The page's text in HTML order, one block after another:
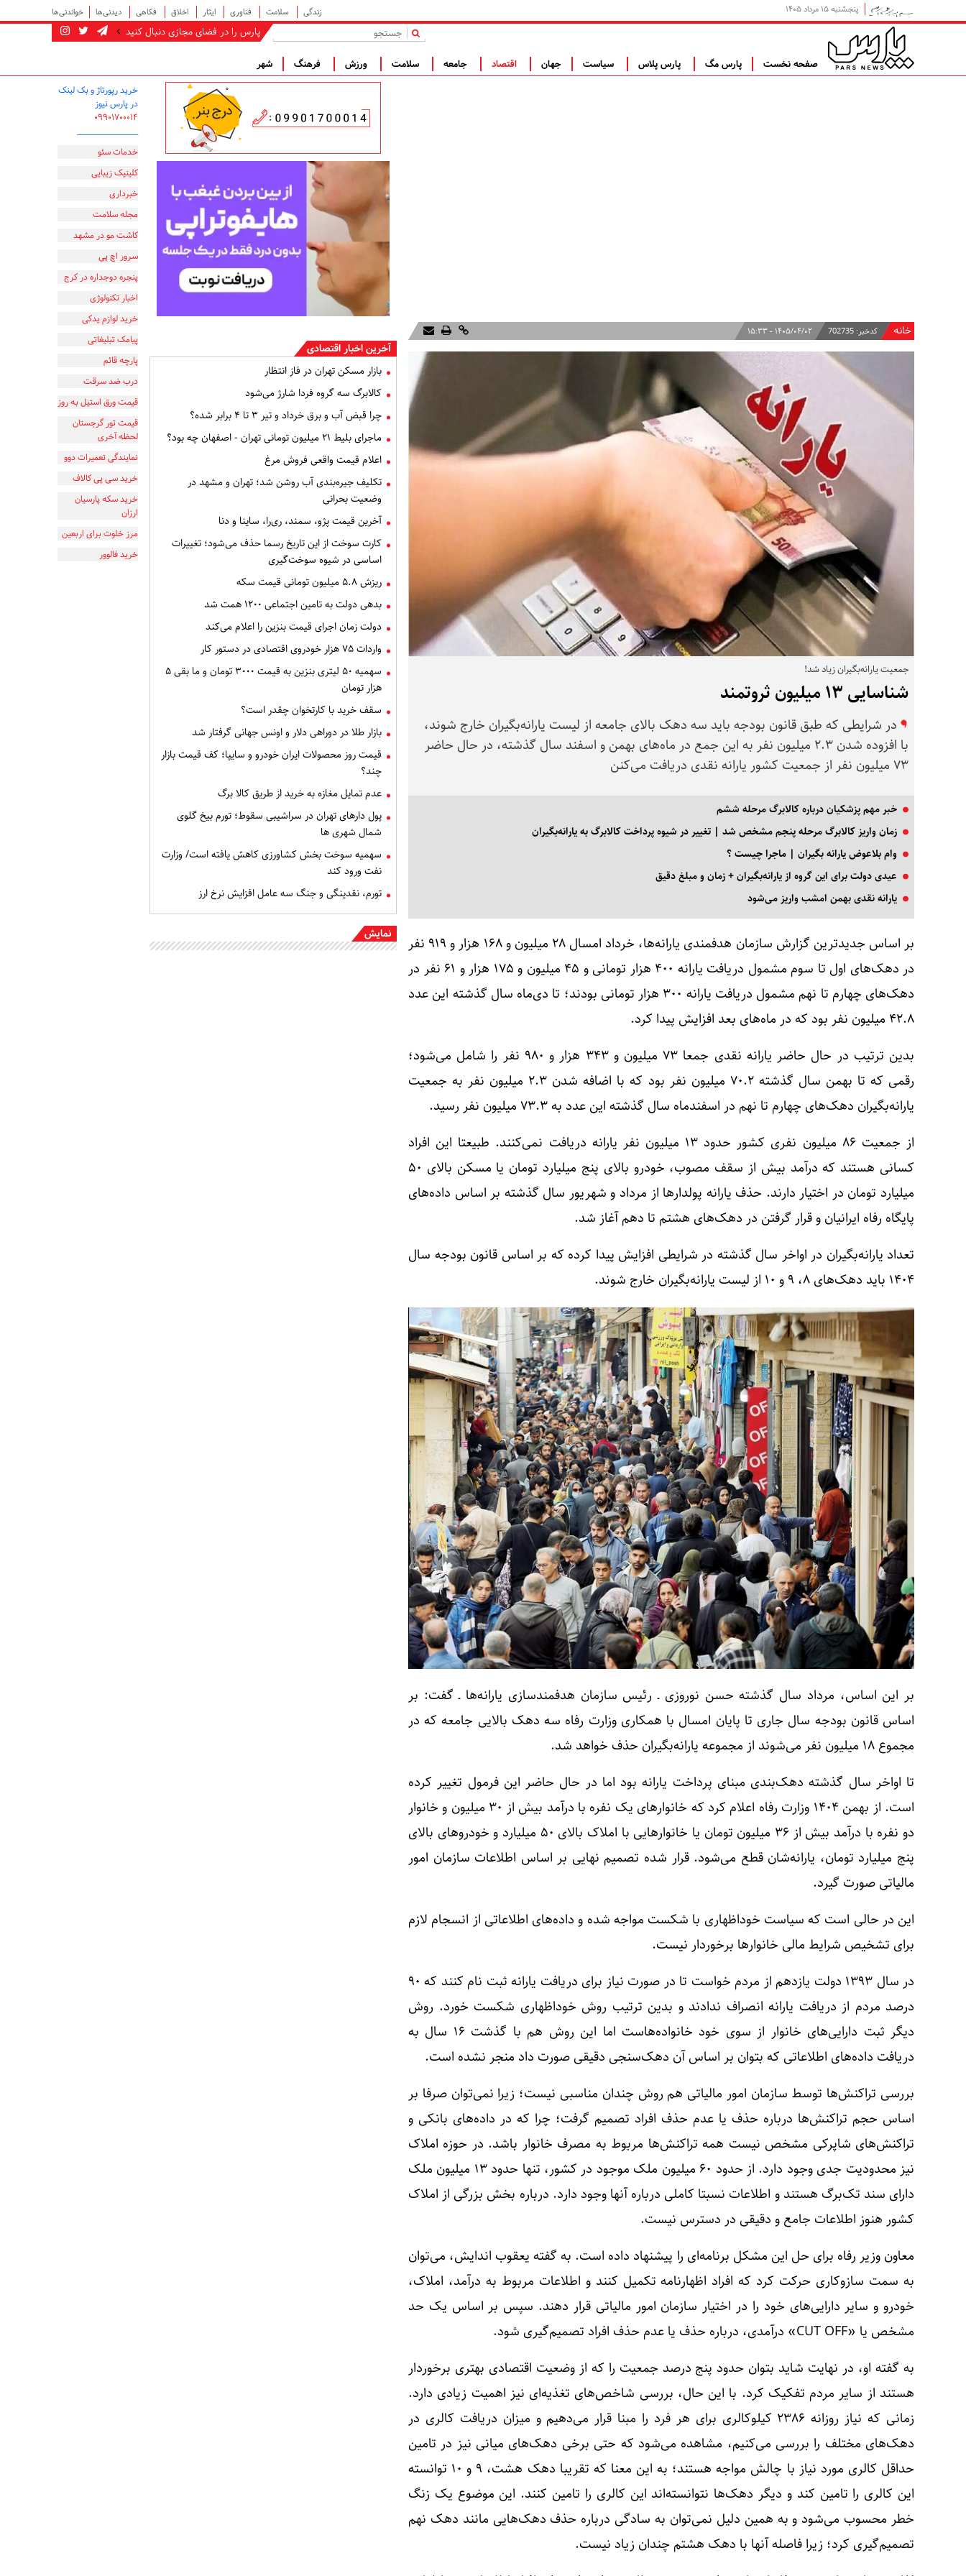
پنجشنبه ۱۵ مرداد ۱۴۰۵ زندگی سلامت فناوری ایثار اخلاق فکاهی دیدنی‌ها خواندنی‌ها
پارس را در فضای مجازی دنبال کنید |
صفحه نخست پارس مگ پارس پلاس سیاست جهان اقتصاد جامعه سلامت ورزش فرهنگ شهر
خانه کدخبر: 702735 ۱۴۰۵/۰۴/۰۲ - ۱۵:۳۳
جمعیت یارانه‌بگیران زیاد شد!
شناسایی ۱۳ میلیون ثروتمند
در شرایطی که طبق قانون بودجه باید سه دهک بالای جامعه از لیست یارانه‌بگیران خارج شوند،
با افزوده شدن ۲.۳ میلیون نفر به این جمع در ماه‌های بهمن و اسفند سال گذشته، در حال حاضر
۷۳ میلیون نفر از جمعیت کشور یارانه نقدی دریافت می‌کنن
خبر مهم پزشکیان درباره کالابرگ مرحله ششم
زمان واریز کالابرگ مرحله پنجم مشخص شد | تغییر در شیوه پرداخت کالابرگ به یارانه‌بگیران
وام بلاعوض یارانه‌ بگیران | ماجرا چیست ؟
عیدی دولت برای این گروه از یارانه‌بگیران + زمان و مبلغ دقیق
یارانه نقدی بهمن امشب واریز می‌شود
بر اساس جدیدترین گزارش سازمان هدفمندی یارانه‌ها، خرداد امسال ۲۸ میلیون و ۱۶۸ هزار و ۹۱۹ نفر
در دهک‌های اول تا سوم مشمول دریافت یارانه ۴۰۰ هزار تومانی و ۴۵ میلیون و ۱۷۵ هزار و ۶۱ نفر در
دهک‌های چهارم تا نهم مشمول دریافت یارانه ۳۰۰ هزار تومانی بودند؛ تا دی‌ماه سال گذشته این عدد
۴۲.۸ میلیون نفر بود که در ماه‌های بعد افزایش پیدا کرد.
بدین ترتیب در حال حاضر یارانه نقدی جمعا ۷۳ میلیون و ۳۴۳ هزار و ۹۸۰ نفر را شامل می‌شود؛
رقمی که تا بهمن سال گذشته ۷۰.۲ میلیون نفر بود که با اضافه شدن ۲.۳ میلیون نفر به جمعیت
یارانه‌بگیران دهک‌های چهارم تا نهم در اسفندماه سال گذشته این عدد به ۷۳.۳ میلیون نفر رسید.
از جمعیت ۸۶ میلیون نفری کشور حدود ۱۳ میلیون نفر یارانه دریافت نمی‌کنند. طبیعتا این افراد
کسانی هستند که درآمد بیش از سقف مصوب، خودرو بالای پنج میلیارد تومان یا مسکن بالای ۵۰
میلیارد تومان در اختیار دارند. حذف یارانه پولدارها از مرداد و شهریور سال گذشته بر اساس داده‌های
پایگاه رفاه ایرانیان و قرار گرفتن در دهک‌های هشتم تا دهم آغاز شد.
تعداد یارانه‌بگیران در اواخر سال گذشته در شرایطی افزایش پیدا کرده که بر اساس قانون بودجه سال
۱۴۰۴ باید دهک‌های ۸، ۹ و ۱۰ از لیست یارانه‌بگیران خارج شوند.
بر این اساس، مرداد سال گذشته حسن نوروزی ـ رئیس سازمان هدفمندسازی یارانه‌ها ـ گفت: بر
اساس قانون بودجه سال جاری تا پایان امسال با همکاری وزارت رفاه سه دهک بالایی جامعه که در
مجموع ۱۸ میلیون نفر می‌شوند از مجموعه یارانه‌بگیران حذف خواهد شد.
تا اواخر سال گذشته دهک‌بندی مبنای پرداخت یارانه بود اما در حال حاضر این فرمول تغییر کرده
است. از بهمن ۱۴۰۴ وزارت رفاه اعلام کرد که خانوارهای یک‌ نفره با درآمد بیش از ۳۰ میلیون و خانوار
دو نفره با درآمد بیش از ۳۶ میلیون تومان یا خانوارهایی با املاک بالای ۵۰ میلیارد و خودروهای بالای
پنج میلیارد تومان، یارانه‌شان قطع می‌شود. قرار شده تصمیم نهایی بر اساس اطلاعات سازمان امور
مالیاتی صورت گیرد.
این در حالی است که سیاست خوداظهاری با شکست مواجه شده و داده‌های اطلاعاتی از انسجام لازم
برای تشخیص شرایط مالی خانوارها برخوردار نیست.
در سال ۱۳۹۳ دولت یازدهم از مردم خواست تا در صورت نیاز برای دریافت یارانه ثبت نام کنند که ۹۰
درصد مردم از دریافت یارانه انصراف ندادند و بدین ترتیب روش خوداظهاری شکست خورد. روش
دیگر ثبت دارایی‌های خانوار از سوی خود خانواده‌هاست اما این روش هم با گذشت ۱۶ سال به
دریافت داده‌های اطلاعاتی که بتوان بر اساس آن دهک‌سنجی دقیقی صورت داد منجر نشده است.
بررسی تراکنش‌ها توسط سازمان امور مالیاتی هم روش چندان مناسبی نیست؛ زیرا نمی‌توان صرفا بر
اساس حجم تراکنش‌ها درباره حذف یا عدم حذف افراد تصمیم گرفت؛ چرا که در داده‌های بانکی و
تراکنش‌های شاپرکی مشخص نیست همه تراکنش‌ها مربوط به مصرف خانوار باشد. در حوزه املاک
نیز محدودیت جدی وجود دارد. از حدود ۶۰ میلیون ملک موجود در کشور، تنها حدود ۱۳ میلیون ملک
دارای سند تک‌برگ هستند و اطلاعات نسبتا کاملی درباره آنها وجود دارد. درباره بخش بزرگی از املاک
کشور هنوز اطلاعات جامع و دقیقی در دسترس نیست.
معاون وزیر رفاه برای حل این مشکل برنامه‌ای را پیشنهاد داده است. به گفته یعقوب اندایش، می‌توان
به سمت سازوکاری حرکت کرد که افراد اظهارنامه تکمیل کنند و اطلاعات مربوط به درآمد، املاک،
خودرو و سایر دارایی‌های خود را در اختیار سازمان امور مالیاتی قرار دهند. سپس بر اساس یک حد
مشخص یا «CUT OFF» درآمدی، درباره حذف یا عدم حذف افراد تصمیم‌گیری شود.
به گفته او، در نهایت شاید بتوان حدود پنج درصد جمعیت را که از وضعیت اقتصادی بهتری برخوردار
هستند از سایر مردم تفکیک کرد. با این حال، بررسی شاخص‌های تغذیه‌ای نیز اهمیت زیادی دارد.
زمانی که نیاز روزانه ۲۳۸۶ کیلوکالری برای هر فرد را مبنا قرار می‌دهیم و میزان دریافت کالری در
دهک‌های مختلف را بررسی می‌کنیم، مشاهده می‌شود که حتی برخی دهک‌های میانی نیز در تامین
حداقل کالری مورد نیاز با چالش مواجه هستند؛ به این معنا که تقریبا دهک هشت، ۹ و ۱۰ توانسته
این کالری را تامین کند و دیگر دهک‌ها نتوانسته‌اند این کالری را تامین کنند. این موضوع یک زنگ
خطر محسوب می‌شود و به همین دلیل نمی‌توان به سادگی درباره حذف دهک‌هایی مانند دهک نهم
تصمیم‌گیری کرد؛ زیرا فاصله آنها با دهک هشتم چندان زیاد نیست.
آخرین اخبار اقتصادی
بازار مسکن تهران در فاز انتظار
کالابرگ سه گروه فردا شارژ می‌شود
چرا قبض آب و برق خرداد و تیر ۳ تا ۴ برابر شده؟
ماجرای بلیط ۲۱ میلیون تومانی تهران - اصفهان چه بود؟
اعلام قیمت واقعی فروش مرغ
تکلیف جیره‌بندی آب روشن شد؛ تهران و مشهد در
وضعیت بحرانی
آخرین قیمت پژو، سمند، ری‌را، ساینا و دنا
کارت سوخت از این تاریخ رسما حذف می‌شود؛ تغییرات
اساسی در شیوه سوخت‌گیری
ریزش ۵.۸ میلیون تومانی قیمت سکه
بدهی دولت به تامین اجتماعی ۱۲۰۰ همت شد
دولت زمان اجرای قیمت بنزین را اعلام می‌کند
واردات ۷۵ هزار خودروی اقتصادی در دستور کار
سهمیه ۵۰ لیتری بنزین به قیمت ۳۰۰۰ تومان و ما بقی ۵
هزار تومان
سقف خرید با کارتخوان چقدر است؟
بازار طلا در دوراهی دلار و اونس جهانی گرفتار شد
قیمت روز محصولات ایران خودرو و سایپا؛ کف قیمت بازار
چند؟
عدم تمایل مغازه‌ به خرید از طریق کالا برگ
پول دارهای تهران در سراشیبی سقوط؛ تورم بیخ گلوی
شمال شهری ها
سهمیه سوخت بخش کشاورزی کاهش یافته است/ وزارت
نفت ورود کند
تورم، نقدینگی و جنگ سه عامل افزایش نرخ ارز
نمایش
خرید رپورتاژ و بک لینک
در پارس نیوز
۰۹۹۰۱۷۰۰۰۱۴
_________________
خدمات سئو
کلینیک زیبایی
خبرداری
مجله سلامت
کاشت مو در مشهد
سرور اچ پی
پنجره دوجداره در کرج
اخبار تکنولوژی
خرید لوازم یدکی
پیامک تبلیغاتی
پارچه قائم
درب ضد سرقت
قیمت ورق استیل به روز
قیمت تور گرجستان
لحظه آخری
نمایندگی تعمیرات دوو
خرید سی پی کالاف
خرید سکه پارسیان
ارزان
مرز خلوت برای اربعین
خرید فالوور